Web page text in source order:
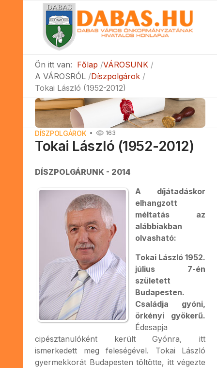
Ön itt van: Főlap VÁROSUNK
A VÁROSRÓL Díszpolgárok
Tokai László (1952-2012)
DÍSZPOLGÁROK 163
Tokai László (1952-2012)
DÍSZPOLGÁRUNK - 2014
A díjátadáskor
elhangzott
méltatás az
alábbiakban
olvasható:
Tokai László 1952.
július 7-én
született
Budapesten.
Családja gyóni,
örkényi gyökerű.
Édesapja
cipésztanulóként került Gyónra, itt
ismerkedett meg feleségével. Tokai László
gyermekkorát Budapesten töltötte, itt végezte